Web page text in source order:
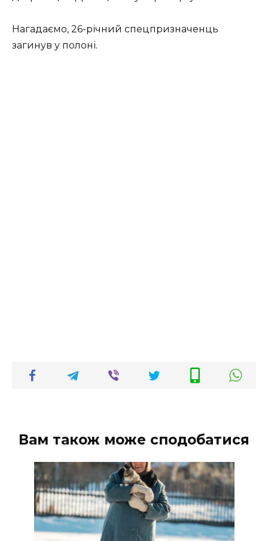
Нагадаємо, 26-річний спецпризначенць
загинув у полоні.
Вам також може сподобатися